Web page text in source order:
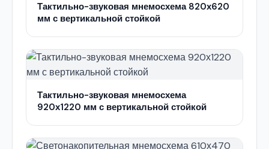
Тактильно-звуковая мнемосхема 820х620
мм с вертикальной стойкой
Тактильно-звуковая мнемосхема
920х1220 мм с вертикальной стойкой